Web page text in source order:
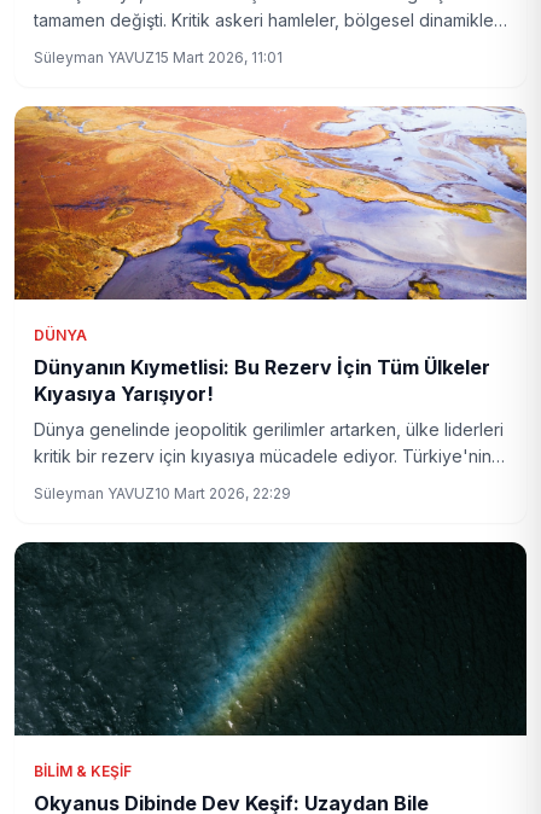
tamamen değişti. Kritik askeri hamleler, bölgesel dinamikleri
öngörülerde bulunuyor.
Süleyman YAVUZ15 Mart 2026, 11:01
DÜNYA
Dünyanın Kıymetlisi: Bu Rezerv İçin Tüm Ülkeler
Kıyasıya Yarışıyor!
Dünya genelinde jeopolitik gerilimler artarken, ülke liderleri
kritik bir rezerv için kıyasıya mücadele ediyor. Türkiye'nin
öngörüleri haberimizde.
Süleyman YAVUZ10 Mart 2026, 22:29
BILIM & KEŞIF
Okyanus Dibinde Dev Keşif: Uzaydan Bile